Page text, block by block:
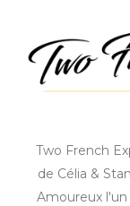
Two French
de Célia &
Amoureux